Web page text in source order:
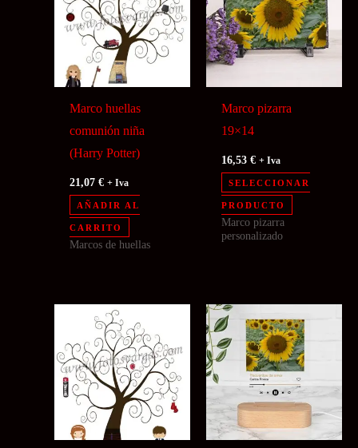
Marco huellas
comunión niña
(Harry Potter)
21,07€ + Iva
AÑADIR AL
CARRITO
Marcos de huellas
Marco pizarra
19×14
16,53€ + Iva
SELECCIONAR
PRODUCTO
Marco pizarra
personalizado